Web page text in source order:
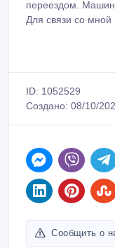
переездом.
Для связи со мной
ID: 1052529
Создано: 08/10/
Сообщить о